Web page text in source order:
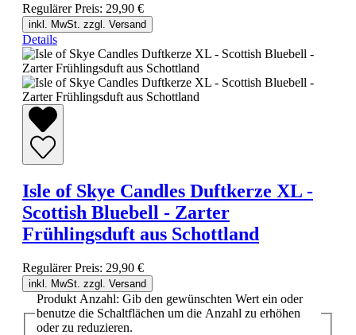
Regulärer Preis: 29,90 €
inkl. MwSt. zzgl. Versand
Details
Isle of Skye Candles Duftkerze XL -
Scottish Bluebell - Zarter
Frühlingsduft aus Schottland
Regulärer Preis: 29,90 €
inkl. MwSt. zzgl. Versand
Produkt Anzahl: Gib den gewünschten Wert ein oder
benutze die Schaltflächen um die Anzahl zu erhöhen
oder zu reduzieren.